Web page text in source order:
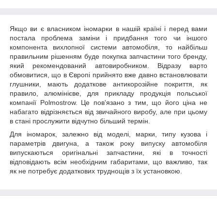
Якщо ви є власником іномарки в нашій країні і перед вами
постала проблема заміни і придбання того чи іншого
компонента вихлопної системи автомобіля, то найбільш
правильним рішенням буде покупка запчастини того бренду,
який рекомендований автовиробником. Відразу варто
обмовитися, що в Європі прийнято вже давно встановлювати
глушники, мають додаткове антикорозійне покриття, як
правило, алюмінієве, для прикладу продукція польської
компанії Polmostrow. Це пов'язано з тим, що його ціна не
набагато відрізняється від звичайного виробу, але при цьому
в стані прослужити відчутно більший термін.
Для іномарок, залежно від моделі, марки, типу кузова і
параметрів двигуна, а також року випуску автомобіля
випускаються оригінальні запчастини, які в точності
відповідають всім необхідним габаритами, що важливо, так
як не потребує додаткових труднощів з їх установкою.